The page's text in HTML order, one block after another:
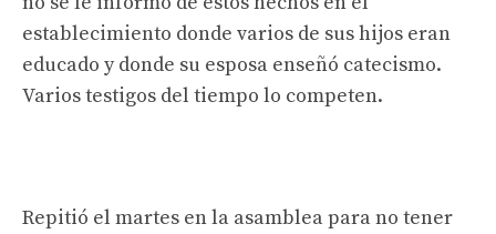
establecimiento donde varios de sus hijos eran
educado y donde su esposa enseñó catecismo.
Varios testigos del tiempo lo competen.
Repitió el martes en la asamblea para no tener